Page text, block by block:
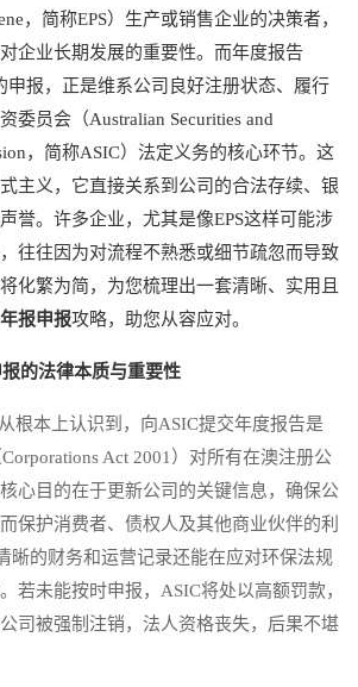
，简称EPS）生产或销售企业的决策者，
企业长期发展的重要性。而年度报告
申报，正是维系公司良好注册状态、履行
委员会（Australian Securities and
，简称ASIC）法定义务的核心环节。这
主义，它直接关系到公司的合法存续、银
誉。许多企业，尤其是像EPS这样可能涉
往往因为对流程不熟悉或细节疏忽而导致
化繁为简，为您梳理出一套清晰、实用且
报申报攻略，助您从容应对。
的法律本质与重要性
本上认识到，向ASIC提交年度报告是
Act 2001）对所有在澳注册公
心目的在于更新公司的关键信息，确保公
保护消费者、债权人及其他商业伙伴的利
晰的财务和运营记录还能在应对环保法规
若未能按时申报，ASIC将处以高额罚款，
司被强制注销，法人资格丧失，后果不堪